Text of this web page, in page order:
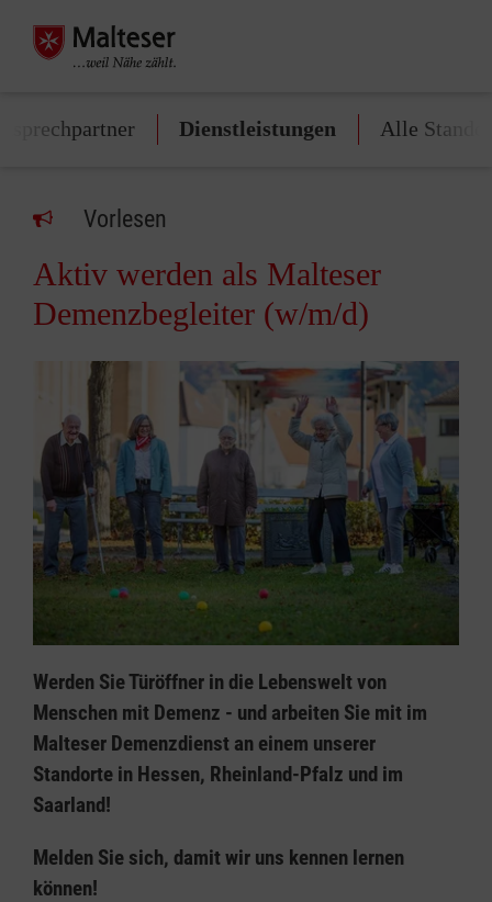
Dienstleistungen Alle
Vorlesen
Aktiv werden als Malteser
Demenzbegleiter (w/m/d)
Werden Sie Türöffner in die Lebenswelt von
Menschen mit Demenz - und arbeiten Sie mit im
Malteser Demenzdienst an einem unserer
Standorte in Hessen, Rheinland-Pfalz und im
Saarland!
Melden Sie sich, damit wir uns kennen lernen
können!